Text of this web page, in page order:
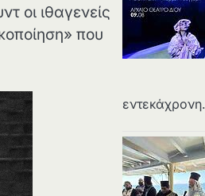
οι ιθαγενείς
που